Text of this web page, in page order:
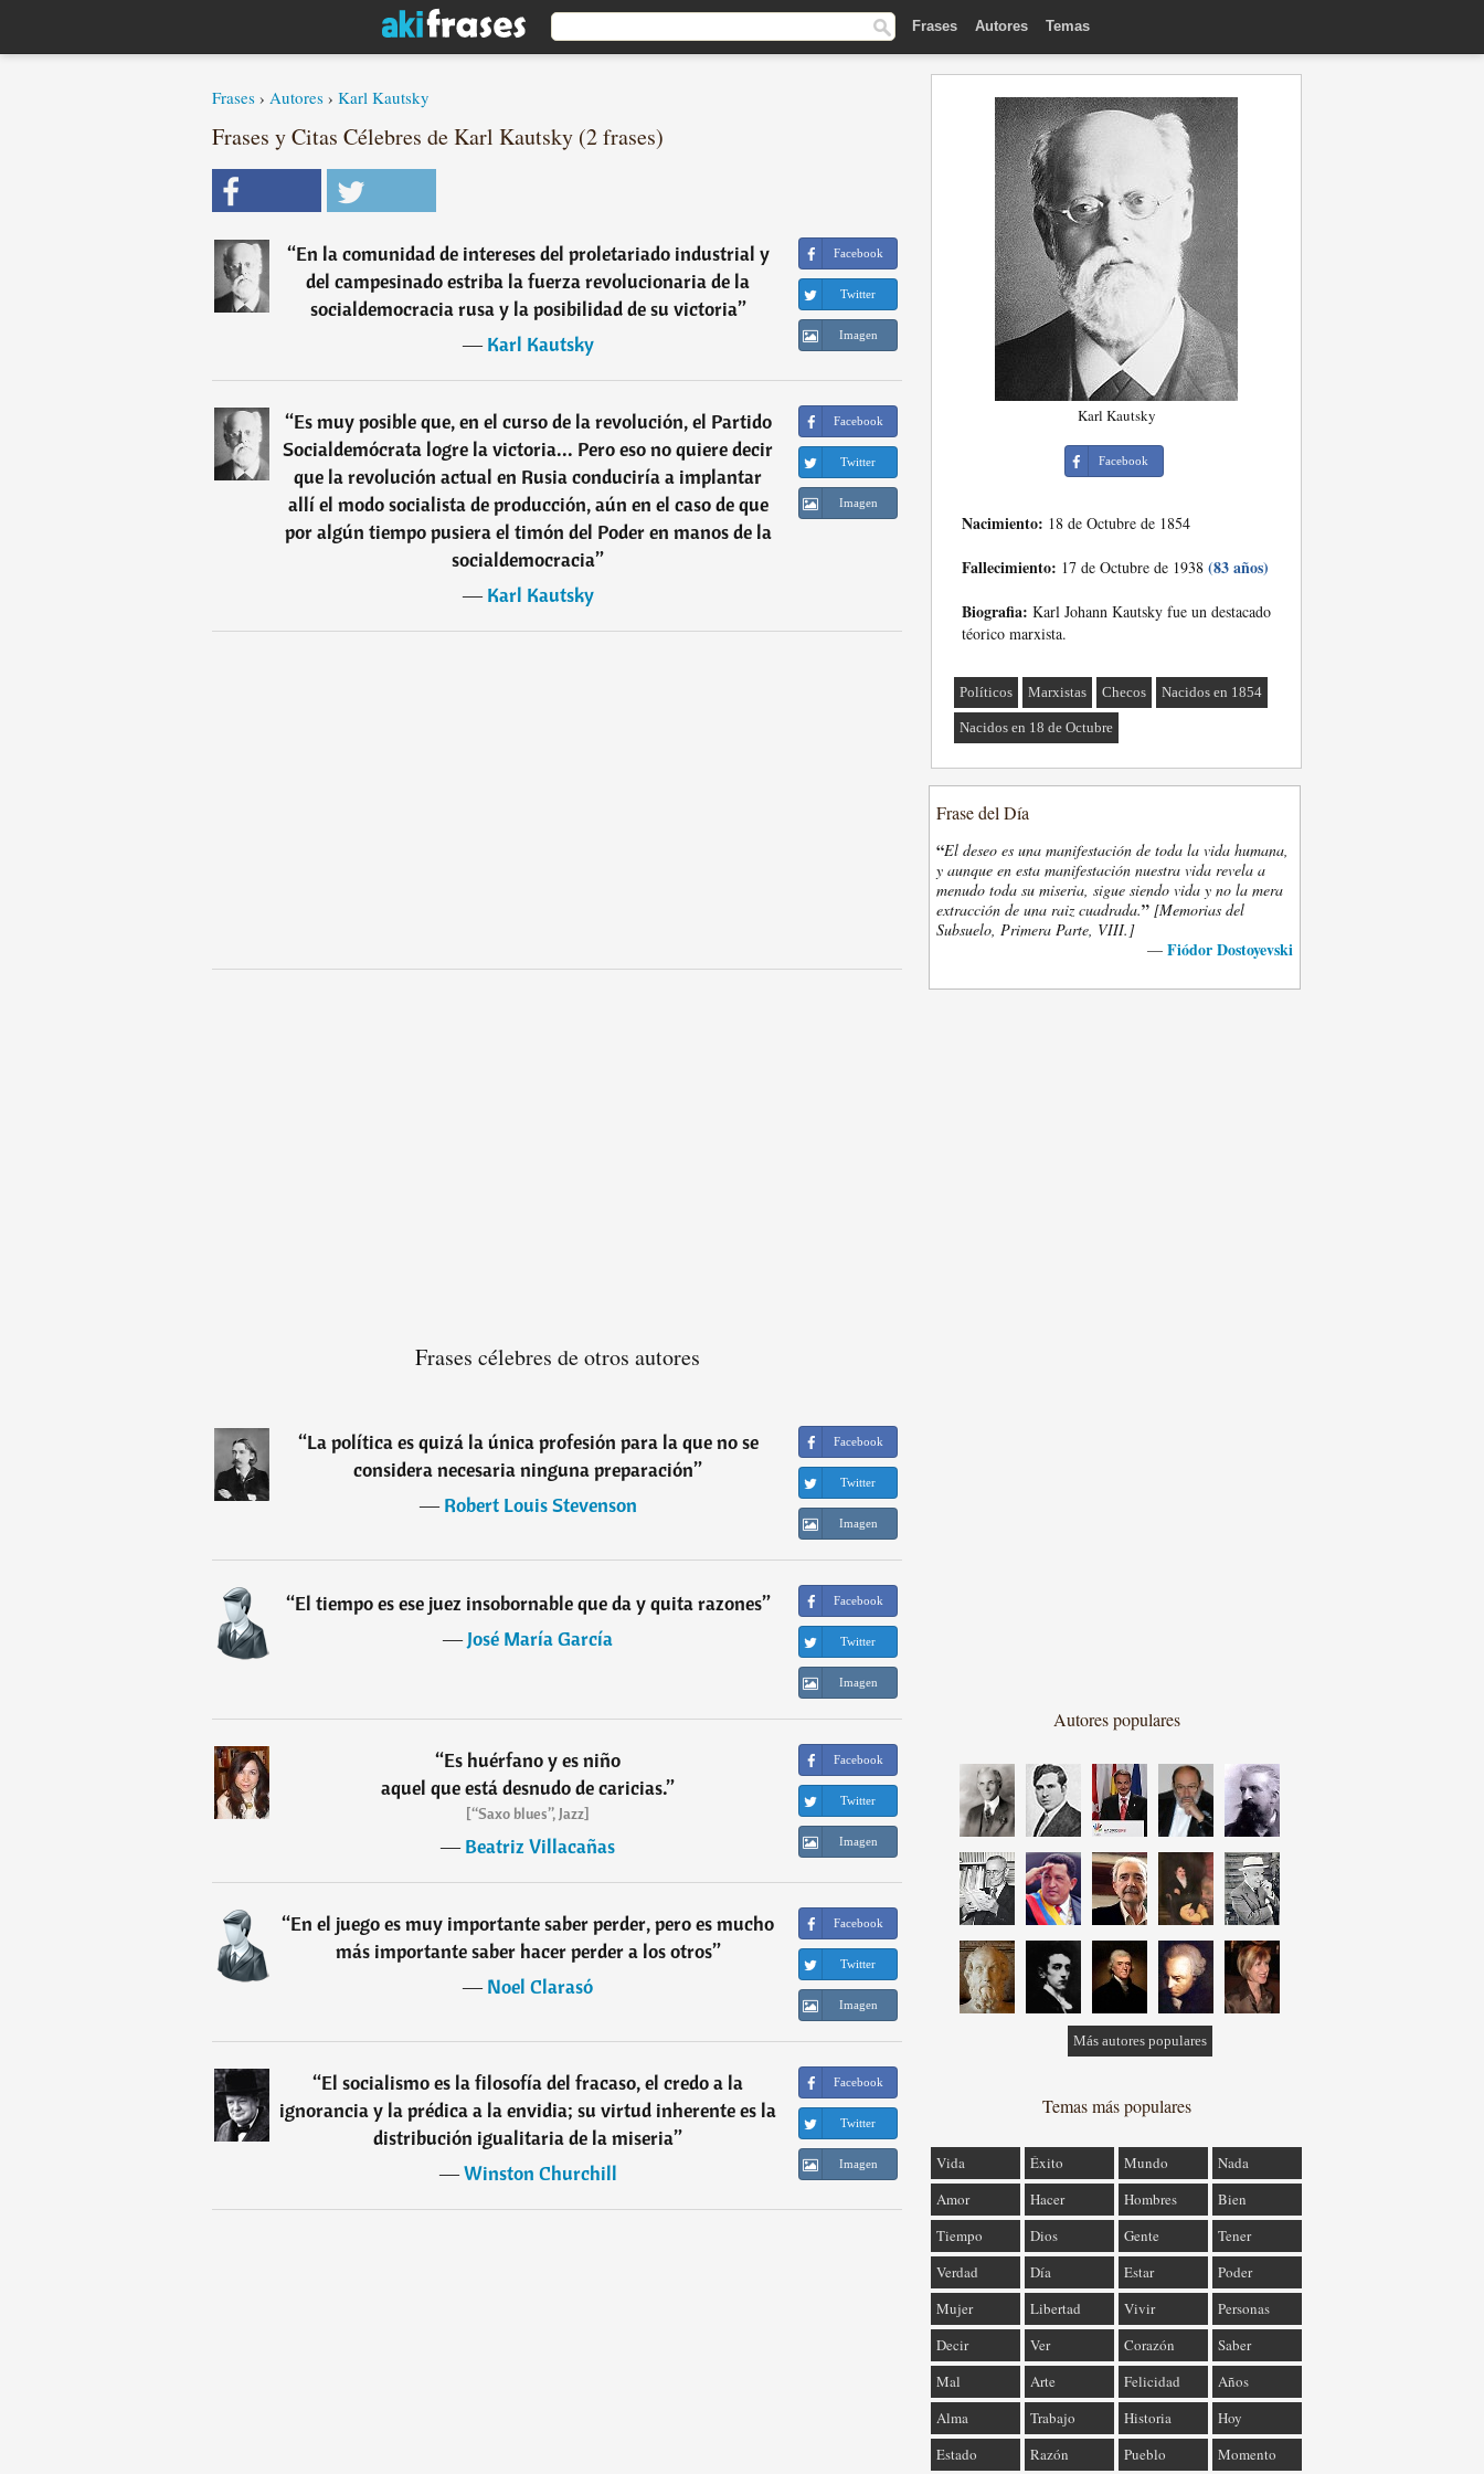
Frases Autores Temas
Frases › Autores › Karl Kautsky
Frases y Citas Célebres de Karl Kautsky (2 frases)
“En la comunidad de intereses del proletariado industrial y
del campesinado estriba la fuerza revolucionaria de la
socialdemocracia rusa y la posibilidad de su victoria”
―Karl Kautsky
Facebook
Twitter
Imagen
“Es muy posible que, en el curso de la revolución, el Partido
Socialdemócrata logre la victoria... Pero eso no quiere decir
que la revolución actual en Rusia conduciría a implantar
allí el modo socialista de producción, aún en el caso de que
por algún tiempo pusiera el timón del Poder en manos de la
socialdemocracia”
―Karl Kautsky
Facebook
Twitter
Imagen
Frases célebres de otros autores
“La política es quizá la única profesión para la que no se
considera necesaria ninguna preparación”
―Robert Louis Stevenson
Facebook
Twitter
Imagen
“El tiempo es ese juez insobornable que da y quita razones”
―José María García
Facebook
Twitter
Imagen
“Es huérfano y es niño
aquel que está desnudo de caricias.”
[“Saxo blues”, Jazz]
―Beatriz Villacañas
Facebook
Twitter
Imagen
“En el juego es muy importante saber perder, pero es mucho
más importante saber hacer perder a los otros”
―Noel Clarasó
Facebook
Twitter
Imagen
“El socialismo es la filosofía del fracaso, el credo a la
ignorancia y la prédica a la envidia; su virtud inherente es la
distribución igualitaria de la miseria”
―Winston Churchill
Facebook
Twitter
Imagen
Karl Kautsky
Facebook
Nacimiento: 18 de Octubre de 1854
Fallecimiento: 17 de Octubre de 1938 (83 años)
Biografia: Karl Johann Kautsky fue un destacado
téorico marxista.
Políticos Marxistas Checos Nacidos en 1854
Nacidos en 18 de Octubre
Frase del Día
“El deseo es una manifestación de toda la vida humana,
y aunque en esta manifestación nuestra vida revela a
menudo toda su miseria, sigue siendo vida y no la mera
extracción de una raiz cuadrada.” [Memorias del
Subsuelo, Primera Parte, VIII.]
— Fiódor Dostoyevski
Autores populares
Más autores populares
Temas más populares
Vida Éxito Mundo
Nada
Amor
Hacer Hombres
Bien
Tiempo
Dios Gente
Tener
Verdad
Día Estar
Poder
Mujer
Libertad Vivir
Personas
Decir
Ver Corazón
Saber
Mal
Arte Felicidad
Años
Alma
Trabajo Historia
Hoy
Estado
Razón Pueblo Momento